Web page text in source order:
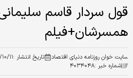
قول سردار قاسم سلیمانی
همسرشان+فیلم
سایت خوان روزنامه دنیای اقتصاد تاریخ انتشار :۱۴۰۲/
شماره خبر :۴۰۳۴۰۴۸